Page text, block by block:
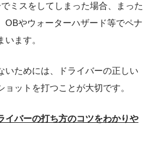
ミスをしてしまった場合、まった
OBやウォーターハザード等でペナ
ます。
いためには、ドライバーの正しい
ットを打つことが大切です。
イバーの打ち方のコツをわかりや